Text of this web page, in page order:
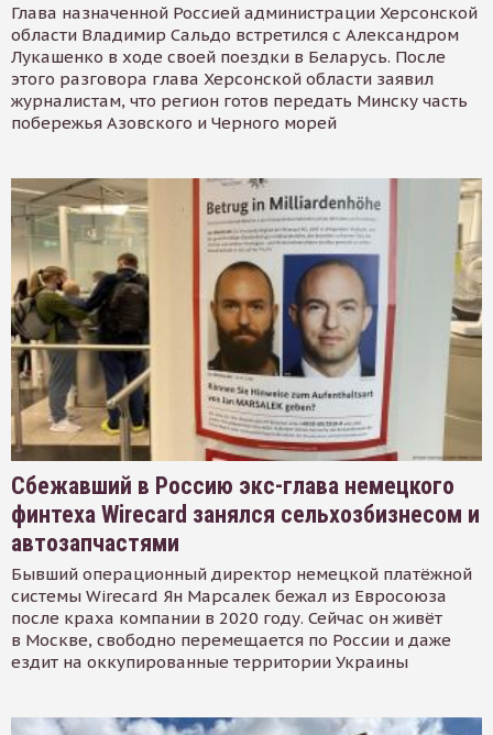
Глава назначенной Россией администрации Херсонской
области Владимир Сальдо встретился с Александром
Лукашенко в ходе своей поездки в Беларусь. После
этого разговора глава Херсонской области заявил
журналистам, что регион готов передать Минску часть
побережья Азовского и Черного морей
Сбежавший в Россию экс-глава немецкого
финтеха Wirecard занялся сельхозбизнесом и
автозапчастями
Бывший операционный директор немецкой платёжной
системы Wirecard Ян Марсалек бежал из Евросоюза
после краха компании в 2020 году. Сейчас он живёт
в Москве, свободно перемещается по России и даже
ездит на оккупированные территории Украины